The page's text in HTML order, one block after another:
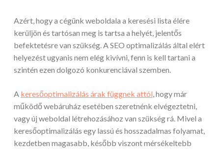
Azért, hogy a cégünk weboldala a keresési lista élére
kerüljön és tartósan meg is tartsa a helyét, jelentős
befektetésre van szükség. A SEO optimalizálás által elért
helyezést ugyanis nem elég kivívni, fenn is kell tartani a
szintén ezen dolgozó konkurenciával szemben.
A keresőoptimalizálás árak függnek attól, hogy már
működő webáruház esetében szeretnénk elvégeztetni,
vagy új weboldal létrehozásához van szükség rá. Mivel a
keresőoptimalizálás egy lassú és hosszadalmas folyamat,
kezdetben magasabb, később viszont mérsékeltebb